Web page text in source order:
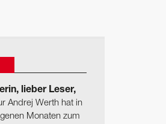
lieber Leser,
Andrej Werth hat in
Monaten zum